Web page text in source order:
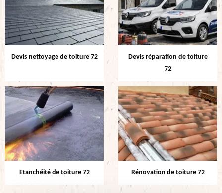
Devis nettoyage de toiture 72
Devis réparation de toiture
72
Etanchéité de toiture 72 Rénovation de toiture 72